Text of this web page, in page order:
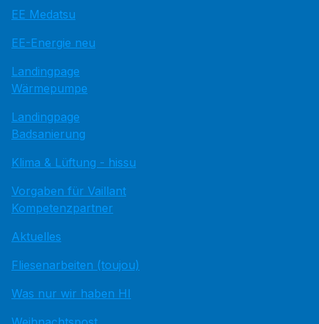
EE Medatsu
EE-Energie neu
Landingpage
Wärmepumpe
Landingpage
Badsanierung
Klima & Lüftung - hissu
Vorgaben für Vaillant
Kompetenzpartner
Aktuelles
Fliesenarbeiten (toujou)
Was nur wir haben HI